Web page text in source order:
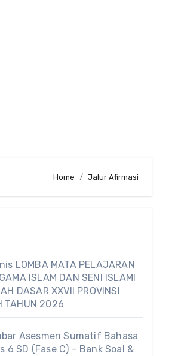
Home Jalur Afirmasi
LOMBA MATA PELAJARAN
ISLAM DAN SENI ISLAMI
DASAR XXVII PROVINSI
TAHUN 2026
Asesmen Sumatif Bahasa
6 SD (Fase C) – Bank Soal &